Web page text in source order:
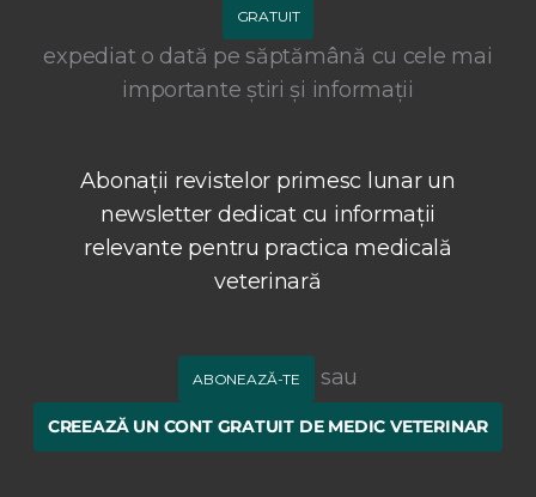
GRATUIT
expediat o dată pe săptămână cu cele mai
importante știri și informații
Abonații revistelor primesc lunar un
newsletter dedicat cu informații
relevante pentru practica medicală
veterinară
ABONEAZĂ-TE sau
CREEAZĂ UN CONT GRATUIT DE MEDIC VETERINAR